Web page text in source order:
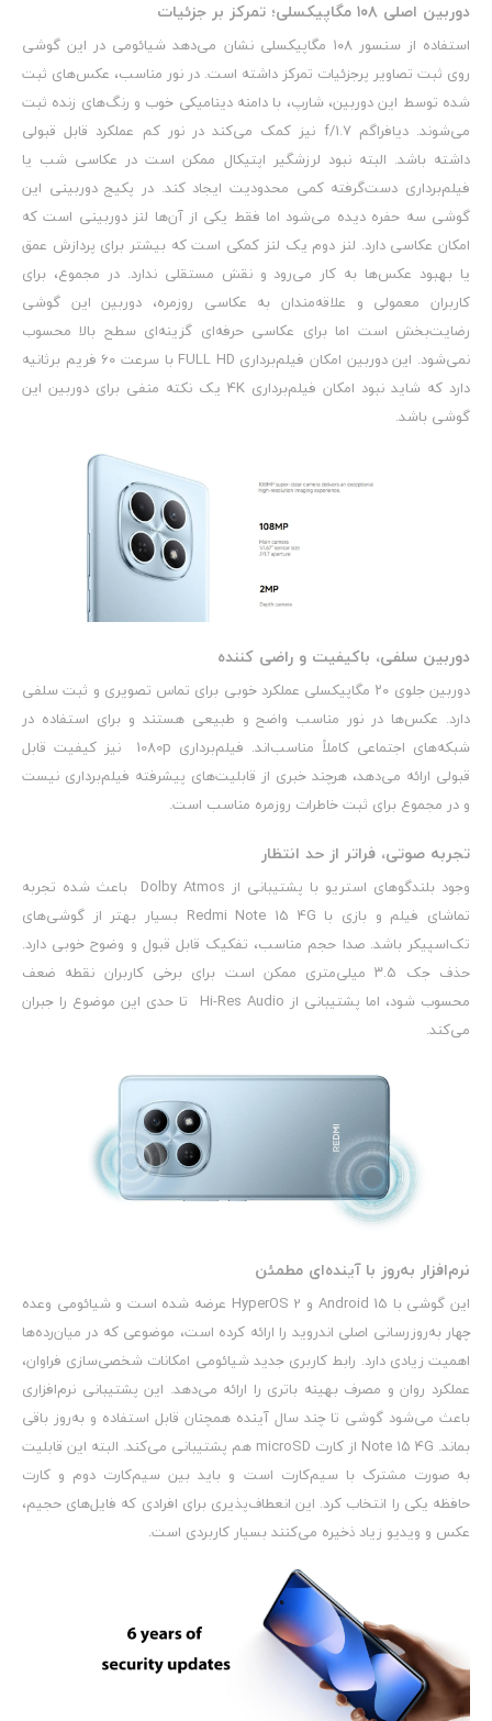
دوربین اصلی ۱۰۸ مگاپیکسلی؛ تمرکز بر جزئیات
استفاده از سنسور ۱۰۸ مگاپیکسلی نشان می‌دهد شیائومی در این گوشی
روی ثبت تصاویر پرجزئیات تمرکز داشته است. در نور مناسب، عکس‌های ثبت
شده توسط این دوربین، شارپ، با دامنه دینامیکی خوب و رنگ‌های زنده ثبت
می‌شوند. دیافراگم f/1.7 نیز کمک می‌کند در نور کم عملکرد قابل قبولی
داشته باشد. البته نبود لرزشگیر اپتیکال ممکن است در عکاسی شب یا
فیلم‌برداری دست‌گرفته کمی محدودیت ایجاد کند. در پکیج دوربینی این
گوشی سه حفره دیده می‌شود اما فقط یکی از آن‌ها لنز دوربینی است که
امکان عکاسی دارد. لنز دوم یک لنز کمکی است که بیشتر برای پردازش عمق
یا بهبود عکس‌ها به کار می‌رود و نقش مستقلی ندارد. در مجموع، برای
کاربران معمولی و علاقه‌مندان به عکاسی روزمره، دوربین این گوشی
رضایت‌بخش است اما برای عکاسی حرفه‌ای گزینه‌ای سطح بالا محسوب
نمی‌شود. این دوربین امکان فیلم‌برداری FULL HD با سرعت 60 فریم برثانیه
دارد که شاید نبود امکان فیلم‌برداری 4K یک نکته منفی برای دوربین این
گوشی باشد.
دوربین سلفی، باکیفیت و راضی کننده
دوربین جلوی ۲۰ مگاپیکسلی عملکرد خوبی برای تماس تصویری و ثبت سلفی
دارد. عکس‌ها در نور مناسب واضح و طبیعی هستند و برای استفاده در
شبکه‌های اجتماعی کاملاً مناسب‌اند. فیلم‌برداری 1080p نیز کیفیت قابل
قبولی ارائه می‌دهد، هرچند خبری از قابلیت‌های پیشرفته فیلم‌برداری نیست
و در مجموع برای ثبت خاطرات روزمره مناسب است.
تجربه صوتی، فراتر از حد انتظار
وجود بلندگوهای استریو با پشتیبانی از Dolby Atmos باعث شده تجربه
تماشای فیلم و بازی با Redmi Note 15 4G بسیار بهتر از گوشی‌های
تک‌اسپیکر باشد. صدا حجم مناسب، تفکیک قابل قبول و وضوح خوبی دارد.
حذف جک ۳.۵ میلی‌متری ممکن است برای برخی کاربران نقطه ضعف
محسوب شود، اما پشتیبانی از Hi-Res Audio تا حدی این موضوع را جبران
می‌کند.
نرم‌افزار به‌روز با آینده‌ای مطمئن
این گوشی با Android 15 و HyperOS 2 عرضه شده است و شیائومی وعده
چهار به‌روزرسانی اصلی اندروید را ارائه کرده است، موضوعی که در میان‌رده‌ها
اهمیت زیادی دارد. رابط کاربری جدید شیائومی امکانات شخصی‌سازی فراوان،
عملکرد روان و مصرف بهینه باتری را ارائه می‌دهد. این پشتیبانی نرم‌افزاری
باعث می‌شود گوشی تا چند سال آینده همچنان قابل استفاده و به‌روز باقی
بماند. Note 15 4G از کارت microSD هم پشتیبانی می‌کند. البته این قابلیت
به صورت مشترک با سیم‌کارت است و باید بین سیم‌کارت دوم و کارت
حافظه یکی را انتخاب کرد. این انعطاف‌پذیری برای افرادی که فایل‌های حجیم،
عکس و ویدیو زیاد ذخیره می‌کنند بسیار کاربردی است.